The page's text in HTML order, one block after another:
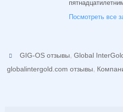
Посмотреть все
GIG-OS отзывы,Global
globalintergold.com отзывы,